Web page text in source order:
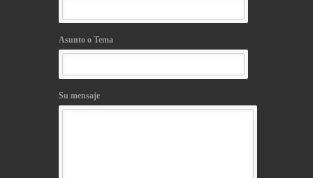
Asunto o Tema
Su mensaje